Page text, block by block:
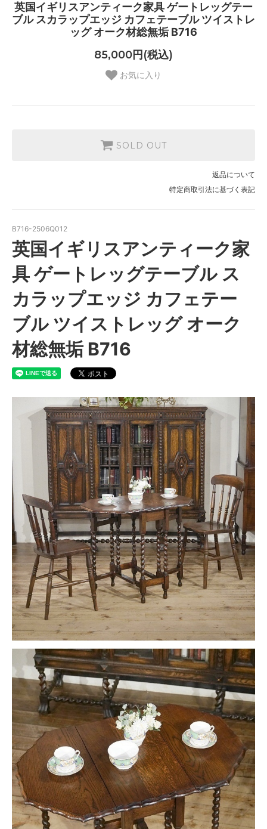
英国イギリスアンティーク家具 ゲートレッグテー
ブル スカラップエッジ カフェテーブル ツイストレ
ッグ オーク材総無垢 B716
85,000円(税込)
お気に入り
SOLD OUT
返品について
特定商取引法に基づく表記
B716-2506Q012
英国イギリスアンティーク家
具 ゲートレッグテーブル ス
カラップエッジ カフェテー
ブル ツイストレッグ オーク
材総無垢 B716